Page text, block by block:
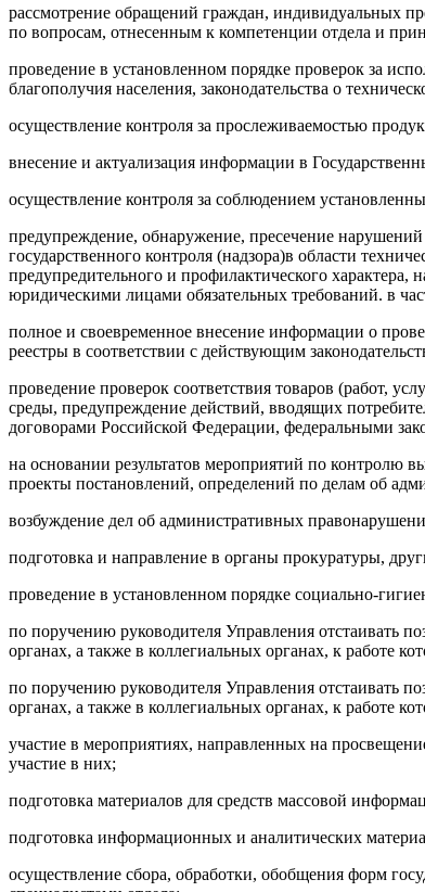
рассмотрение обращений граждан, индивидуальных
по вопросам, отнесенным к компетенции отдела и
проведение в установленном порядке проверок за
благополучия населения, законодательства о
осуществление контроля за прослеживаемостью
внесение и актуализация информации в
осуществление контроля за соблюдением
предупреждение, обнаружение, пресечение нарушений
государственного контроля (надзора)в области
предупредительного и профилактического
юридическими лицами обязательных требований. в
полное и своевременное внесение информации о
реестры в соответствии с действующим
проведение проверок соответствия товаров (работ,
среды, предупреждение действий, вводящих
договорами Российской Федерации, федеральными
на основании результатов мероприятий по контролю
проекты постановлений, определений по делам об
возбуждение дел об административных
подготовка и направление в органы прокуратуры,
проведение в установленном порядке социально-
по поручению руководителя Управления отстаивать
органах, а также в коллегиальных органах, к работе
по поручению руководителя Управления отстаивать
органах, а также в коллегиальных органах, к работе
участие в мероприятиях, направленных на
участие в них;
подготовка материалов для средств массовой
подготовка информационных и аналитических
осуществление сбора, обработки, обобщения форм